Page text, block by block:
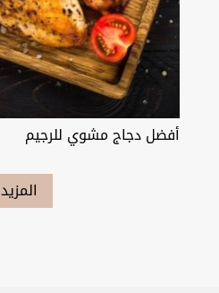
أفضل دجاج مشوي للرجيم
المزيد